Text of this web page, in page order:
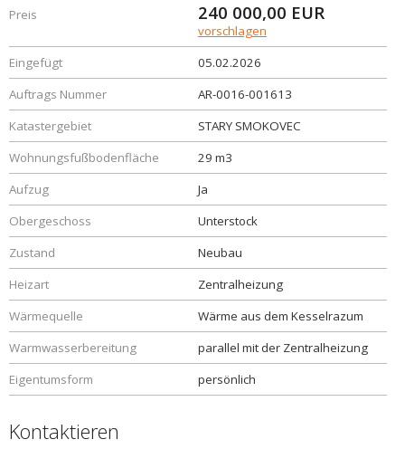
Preis 240 000,00 EUR
vorschlagen
Eingefügt
05.02.2026
Auftrags Nummer
AR-0016-001613
Katastergebiet
STARY SMOKOVEC
Wohnungsfußbodenfläche
29 m3
Aufzug
Ja
Obergeschoss
Unterstock
Zustand
Neubau
Heizart
Zentralheizung
Wärmequelle
Wärme aus dem Kesselrazum
Warmwasserbereitung
parallel mit der Zentralheizung
Eigentumsform
persönlich
Kontaktieren